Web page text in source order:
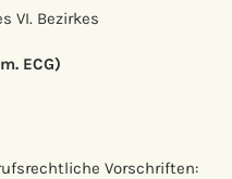
VI. Bezirkes
ECG)
Vorschriften: